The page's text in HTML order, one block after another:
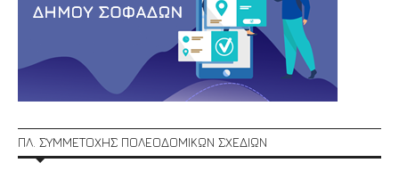
ΠΛ. ΣΥΜΜΕΤΟΧΗΣ ΠΟΛΕΟΔΟΜΙΚΩΝ ΣΧΕΔΙΩΝ